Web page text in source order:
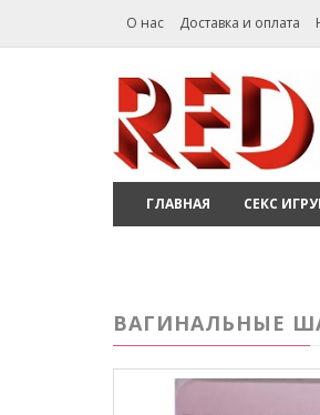
О нас Доставка и оплата
ГЛАВНАЯ СЕКС
ВАГИНАЛЬНЫЕ